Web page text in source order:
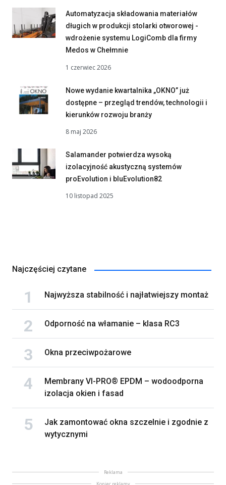
Automatyzacja składowania materiałów
długich w produkcji stolarki otworowej -
wdrożenie systemu LogiComb dla firmy
Medos w Chełmnie
1 czerwiec 2026
Nowe wydanie kwartalnika „OKNO” już
dostępne – przegląd trendów, technologii i
kierunków rozwoju branży
8 maj 2026
Salamander potwierdza wysoką
izolacyjność akustyczną systemów
proEvolution i bluEvolution82
10 listopad 2025
Najczęściej czytane
Najwyższa stabilność i najłatwiejszy montaż
Odporność na włamanie – klasa RC3
Okna przeciwpożarowe
Membrany VI-PRO® EPDM – wodoodporna
izolacja okien i fasad
Jak zamontować okna szczelnie i zgodnie z
wytycznymi
Reklama